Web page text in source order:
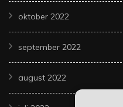
oktober 2022
september 2022
august 2022